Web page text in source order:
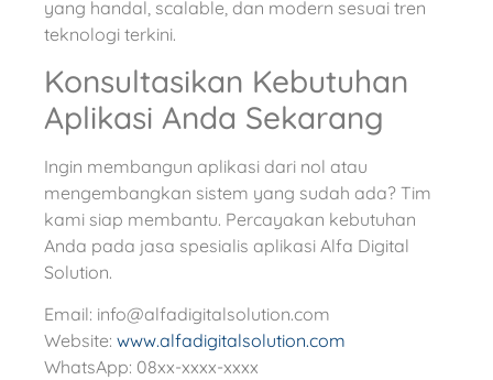
yang handal, scalable, dan modern sesuai tren
teknologi terkini.
Konsultasikan Kebutuhan
Aplikasi Anda Sekarang
Ingin membangun aplikasi dari nol atau
mengembangkan sistem yang sudah ada? Tim
kami siap membantu. Percayakan kebutuhan
Anda pada jasa spesialis aplikasi Alfa Digital
Solution.
Email: info@alfadigitalsolution.com
Website: www.alfadigitalsolution.com
WhatsApp: 08xx-xxxx-xxxx